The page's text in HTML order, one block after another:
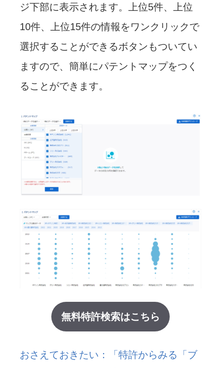
ジ下部に表示されます。上位5件、上位
10件、上位15件の情報をワンクリックで
選択することができるボタンもついてい
ますので、簡単にパテントマップをつく
ることができます。
無料特許検索はこちら
おさえておきたい：「特許からみる「ブ